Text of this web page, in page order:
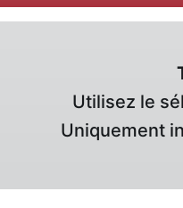
Utilisez le
Uniquement